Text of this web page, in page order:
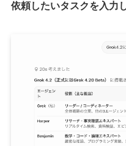
依頼したいタスクを入力